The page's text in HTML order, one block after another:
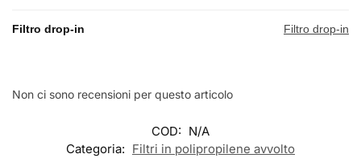
Filtro drop-in Filtro drop-in
Non ci sono recensioni per questo articolo
COD: N/A
Categoria: Filtri in polipropilene avvolto